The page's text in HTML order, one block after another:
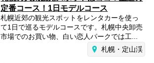
定番コース！1日モデルコース
札幌近郊の観光スポットをレンタカーを使っ
て1日で巡るモデルコースです。札幌中央卸売
市場でのお買い物、白い恋人パークでは工...
札幌・定山渓